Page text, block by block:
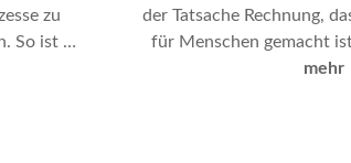
zu
So ist zu
der Tatsache Rechnung,
für Menschen gemacht
Weichenstellungen und
mehr